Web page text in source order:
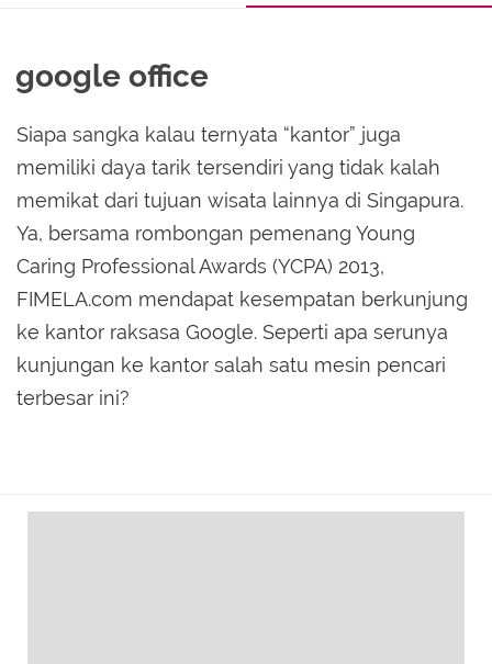
google office
Siapa sangka kalau ternyata “kantor” juga
memiliki daya tarik tersendiri yang tidak kalah
memikat dari tujuan wisata lainnya di Singapura.
Ya, bersama rombongan pemenang Young
Caring Professional Awards (YCPA) 2013,
FIMELA.com mendapat kesempatan berkunjung
ke kantor raksasa Google. Seperti apa serunya
kunjungan ke kantor salah satu mesin pencari
terbesar ini?